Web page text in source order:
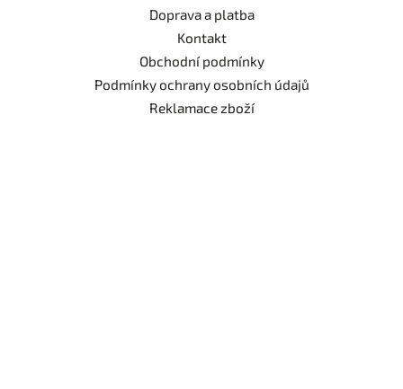
Doprava a platba
Kontakt
Obchodní podmínky
Podmínky ochrany osobních údajů
Reklamace zboží